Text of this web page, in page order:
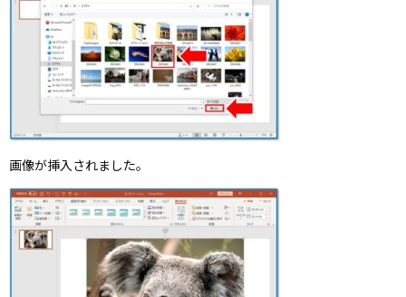
画像が挿入されました。